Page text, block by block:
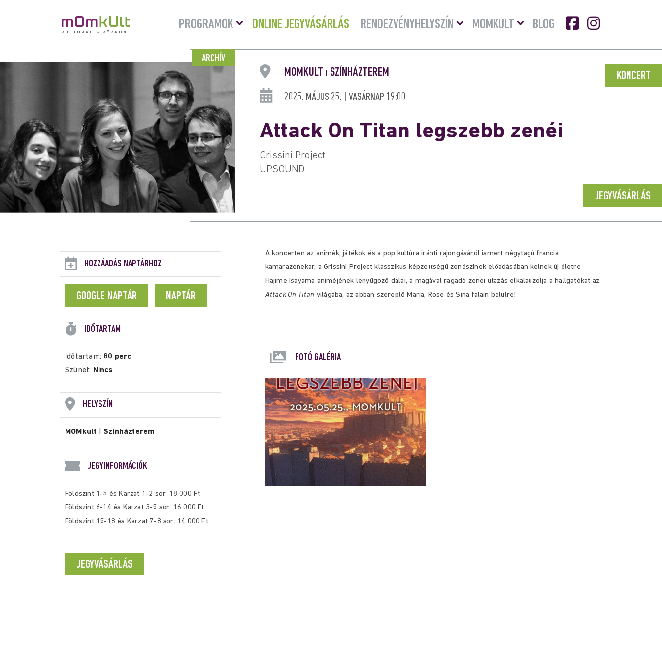
PROGRAMOK
Menü
lenyitása
ONLINE JEGYVÁSÁRLÁS RENDEZVÉNYHELYSZÍN
Menü
lenyitásaMOMKULT
Menü
lenyitása
BLOG
ARCHÍV
KONCERT
MOMKULT SZÍNHÁZTEREM
2025. MÁJUS 25. | VASÁRNAP 19:00
Attack On Titan legszebb zenéi
Grissini Project
UPSOUND
JEGYVÁSÁRLÁS
HOZZÁADÁS NAPTÁRHOZ
GOOGLE NAPTÁR NAPTÁR
IDŐTARTAM
Időtartam: 80 perc
Szünet: Nincs
HELYSZÍN
MOMkult |Színházterem
JEGYINFORMÁCIÓK
Földszint 1-5 és Karzat 1-2 sor: 18 000 Ft
Földszint 6-14 és Karzat 3-5 sor: 16 000 Ft
Földszint 15-18 és Karzat 7-8 sor: 14 000 Ft
JEGYVÁSÁRLÁS
A koncerten az animék, játékok és a pop kultúra iránti rajongásáról ismert négytagú francia
kamarazenekar, a Grissini Project klasszikus képzettségű zenészinek előadásában kelnek új életre
Hajime Isayama animéjének lenyűgöző dalai, a magával ragadó zenei utazás elkalauzolja a hallgatókat az
Attack On Titan világába, az abban szereplő Maria, Rose és Sina falain belülre!
FOTÓ GALÉRIA